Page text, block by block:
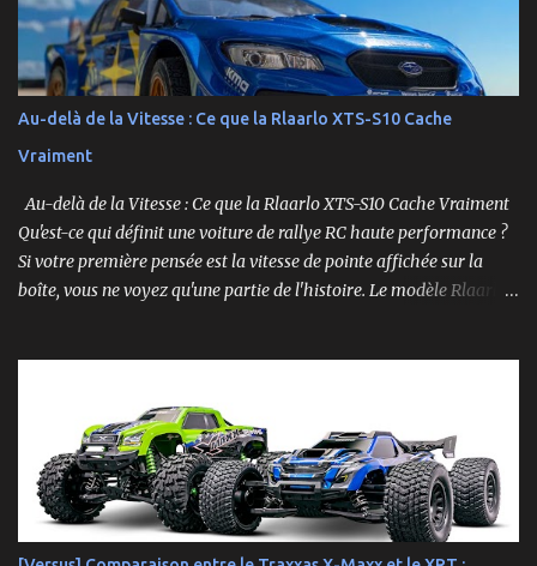
Au-delà de la Vitesse : Ce que la Rlaarlo XTS-S10 Cache
Vraiment
Au-delà de la Vitesse : Ce que la Rlaarlo XTS-S10 Cache Vraiment
Qu'est-ce qui définit une voiture de rallye RC haute performance ?
Si votre première pensée est la vitesse de pointe affichée sur la
boîte, vous ne voyez qu'une partie de l'histoire. Le modèle Rlaarlo
qui font de cette machine bien plus qu'un simple bolide. Un Modèle,
Deux Philosophies : Le Choix Entre "Prêt à Rouler" et "À
Personnaliser" Rlaarlo propose la XTS-S10 en deux versions
distinctes, une décision brillante qui s'adresse à l'ensemble de la
communauté RC. D'un côté, la version RTR (Ready to Run),
complète et prête à l'emploi. De l'autre, la version "Roller", un